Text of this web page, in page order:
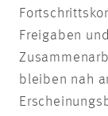
Freigaben
bleiben nah